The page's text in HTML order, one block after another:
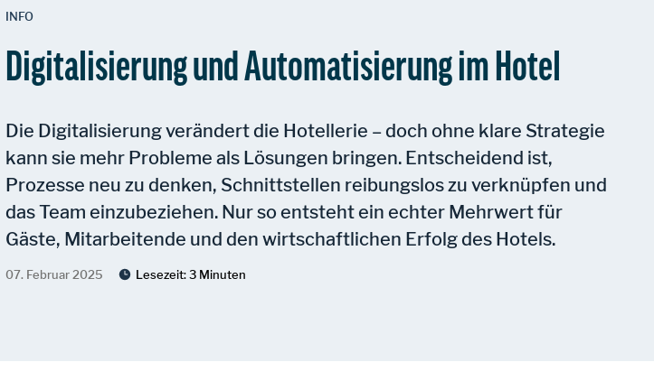
INFO
Digitalisierung und Automatisierung im Hotel
Die Digitalisierung verändert die Hotellerie – doch ohne klare Strategie
kann sie mehr Probleme als Lösungen bringen. Entscheidend ist,
Prozesse neu zu denken, Schnittstellen reibungslos zu verknüpfen und
das Team einzubeziehen. Nur so entsteht ein echter Mehrwert für
Gäste, Mitarbeitende und den wirtschaftlichen Erfolg des Hotels.
07. Februar 2025 Lesezeit:3 Minuten